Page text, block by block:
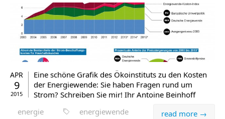
APR
9
2015
Eine schöne Grafik des Ökoinstituts zu den Kosten
der Energiewende: Sie haben Fragen rund um
Strom? Schreiben Sie mir! Ihr Antoine Beinhoff
read more →
energie energiewende